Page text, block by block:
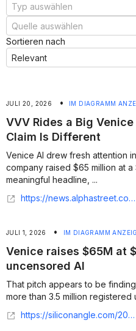
Sortieren nach
JULI 20, 2026 • IM DIAGRAMM
VVV Rides a Big
Claim Is Different
Venice AI drew fresh attention
company raised $65 million at a
meaningful headline, ...
https://news.alphastreet.com/vvv-rides-a-big-venice-ai-valuation-but-the-claim-is-different/
JULI 1, 2026 • IM DIAGRAMM
Venice raises $65M at
uncensored AI
That pitch appears to be
https://siliconangle.com/2026/07/01/venice-raises-65m-1b-valuation-private-uncensored-ai/